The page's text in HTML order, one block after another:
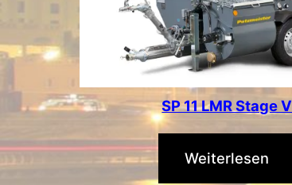
SP 11 LMR Stage V
Weiterlesen